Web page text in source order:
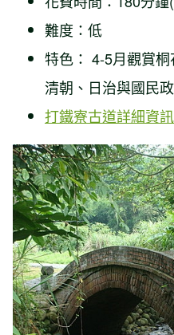
難度：低
特色： 4-5月觀賞
清朝、日治與國民
打鐵寮古道詳細資訊